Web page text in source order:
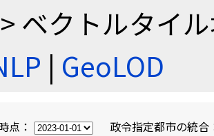
> ベクトルタイ
| GeoLOD
点： 政令指定都市の統